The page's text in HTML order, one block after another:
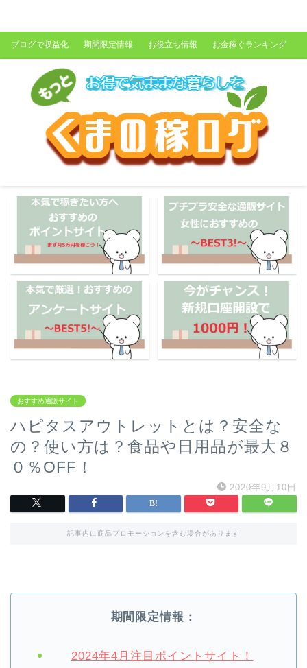
ブログで収益化 期間限定情報 お役立ち情報 お金稼ぐランキング
おすすめ通販サイト
ハピタスアウトレットとは？安全な
の？使い方は？食品や日用品が最大８
０％OFF！
2020年9月10日
記事内に商品プロモーションを含む場合があります
期間限定情報：
2024年4月注目ポイントサイト！